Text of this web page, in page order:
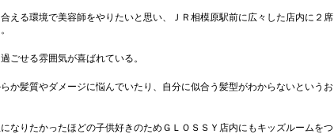
える環境で美容師をやりたいと思い、ＪＲ相模原駅前に広々した店内に２席
ごせる雰囲気が喜ばれている。
か髪質やダメージに悩んでいたり、自分に似合う髪型がわからないというお
なりたかったほどの子供好きのためＧＬＯＳＳＹ店内にもキッズルームをつ